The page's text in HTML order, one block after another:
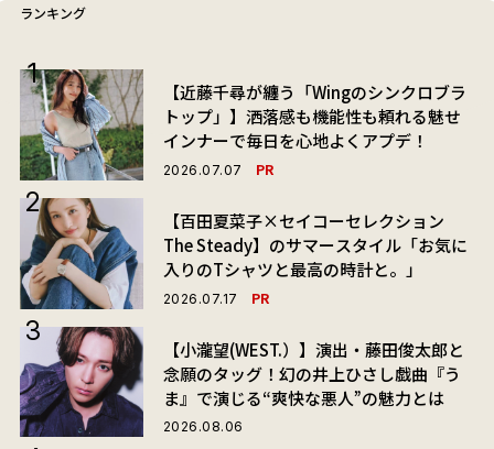
ランキング
【近藤千尋が纏う「Wingのシンクロブラ
トップ」】洒落感も機能性も頼れる魅せ
インナーで毎日を心地よくアプデ！
2026.07.07 PR
【百田夏菜子×セイコーセレクション
The Steady】のサマースタイル「お気に
入りのTシャツと最高の時計と。」
2026.07.17 PR
【小瀧望(WEST.）】演出・藤田俊太郎と
念願のタッグ！幻の井上ひさし戯曲『う
ま』で演じる“爽快な悪人”の魅力とは
2026.08.06